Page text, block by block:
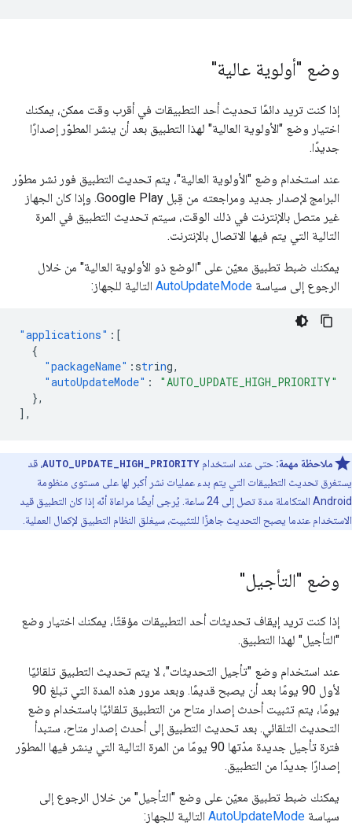
وضع "أولوية عالية"
إذا كنت تريد دائمًا تحديث أحد التطبيقات في أقرب وقت ممكن، يمكنك
اختيار وضع "الأولوية العالية" لهذا التطبيق بعد أن ينشر المطوّر إصدارًا
جديدًا.
عند استخدام وضع "الأولوية العالية"، يتم تحديث التطبيق فور نشر مطوّر
البرامج لإصدار جديد ومراجعته من قِبل Google Play. وإذا كان الجهاز
غير متصل بالإنترنت في ذلك الوقت، سيتم تحديث التطبيق في المرة
التالية التي يتم فيها الاتصال بالإنترنت.
يمكنك ضبط تطبيق معيّن على "الوضع ذو الأولوية العالية" من خلال
الرجوع إلى سياسة AutoUpdateMode التالية للجهاز:
"applications" :[
{
"packageName" : string,
"autoUpdateMode" :
"AUTO_UPDATE_HIGH_PRIORITY"
},
],
ملاحظة مهمة: حتى عند استخدام AUTO_UPDATE_HIGH_PRIORITY، قد
يستغرق تحديث التطبيقات التي يتم بدء عمليات نشر أكبر لها على مستوى منظومة
Android المتكاملة مدة تصل إلى 24 ساعة. يُرجى أيضًا مراعاة أنّه إذا كان التطبيق قيد
الاستخدام عندما يصبح التحديث جاهزًا للتثبيت، سيغلق النظام التطبيق لإكمال العملية.
وضع "التأجيل"
إذا كنت تريد إيقاف تحديثات أحد التطبيقات مؤقتًا، يمكنك اختيار وضع
"التأجيل" لهذا التطبيق.
عند استخدام وضع "تأجيل التحديثات"، لا يتم تحديث التطبيق تلقائيًا
لأول 90 يومًا بعد أن يصبح قديمًا. وبعد مرور هذه المدة التي تبلغ 90
يومًا، يتم تثبيت أحدث إصدار متاح من التطبيق تلقائيًا باستخدام وضع
التحديث التلقائي. بعد تحديث التطبيق إلى أحدث إصدار متاح، ستبدأ
فترة تأجيل جديدة مدّتها 90 يومًا من المرة التالية التي ينشر فيها المطوّر
إصدارًا جديدًا من التطبيق.
يمكنك ضبط تطبيق معيّن على وضع "التأجيل" من خلال الرجوع إلى
سياسة AutoUpdateMode التالية للجهاز: